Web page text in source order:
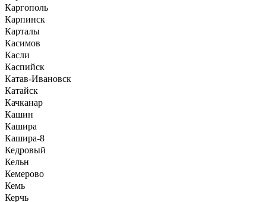
Каргополь
Карпинск
Карталы
Касимов
Касли
Каспийск
Катав-Ивановск
Катайск
Качканар
Кашин
Кашира
Кашира-8
Кедровый
Кельн
Кемерово
Кемь
Керчь